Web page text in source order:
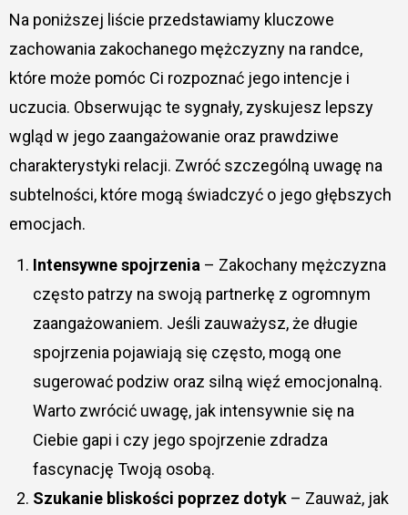
Na poniższej liście przedstawiamy kluczowe
zachowania zakochanego mężczyzny na randce,
które może pomóc Ci rozpoznać jego intencje i
uczucia. Obserwując te sygnały, zyskujesz lepszy
wgląd w jego zaangażowanie oraz prawdziwe
charakterystyki relacji. Zwróć szczególną uwagę na
subtelności, które mogą świadczyć o jego głębszych
emocjach.
Intensywne spojrzenia – Zakochany mężczyzna
często patrzy na swoją partnerkę z ogromnym
zaangażowaniem. Jeśli zauważysz, że długie
spojrzenia pojawiają się często, mogą one
sugerować podziw oraz silną więź emocjonalną.
Warto zwrócić uwagę, jak intensywnie się na
Ciebie gapi i czy jego spojrzenie zdradza
fascynację Twoją osobą.
Szukanie bliskości poprzez dotyk– Zauważ, jak